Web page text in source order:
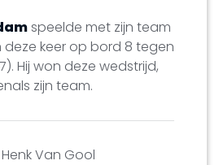
speelde met zijn team
deze keer op bord 8 tegen
Hij won deze wedstrijd,
zijn team.
Henk Van Gool